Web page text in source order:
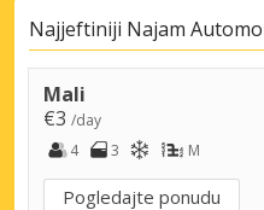
Najjeftiniji Najam
Mali
€3 /day
4
3 M
Pogledajte ponudu